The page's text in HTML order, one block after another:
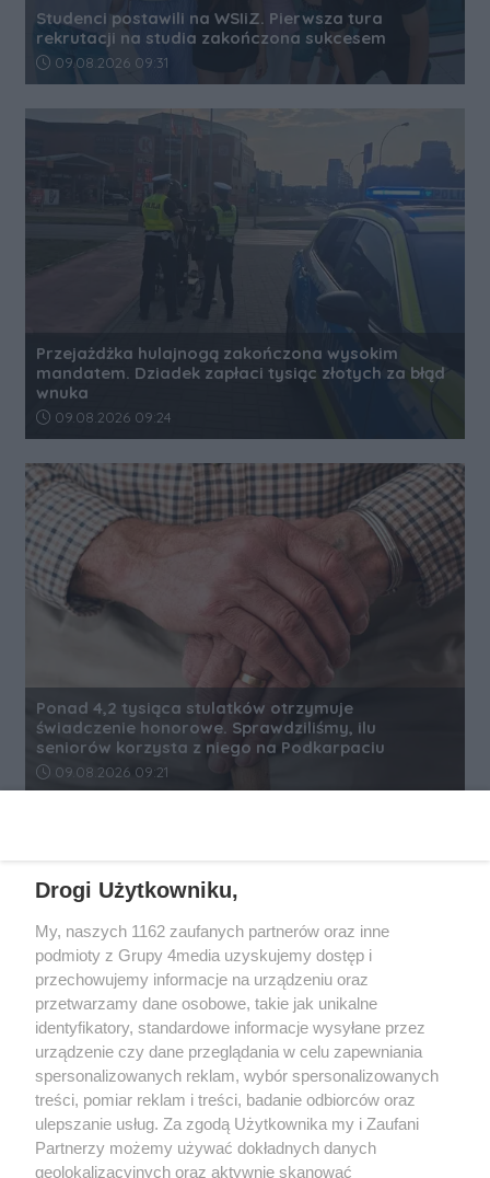
Studenci postawili na WSIiZ. Pierwsza tura
rekrutacji na studia zakończona sukcesem
Data dodania artykułu:
09.08.2026 09:31
Przejażdżka hulajnogą zakończona wysokim
mandatem. Dziadek zapłaci tysiąc złotych za błąd
wnuka
Data dodania artykułu:
09.08.2026 09:24
Ponad 4,2 tysiąca stulatków otrzymuje
świadczenie honorowe. Sprawdziliśmy, ilu
seniorów korzysta z niego na Podkarpaciu
Data dodania artykułu:
09.08.2026 09:21
Wydawcąrzeszow-info.pljest:
FUNDACJA MEDIÓW NIEZALEŻNYCH LIBERTAS
ul. Kopernika 10, 35-002 Rzeszów
Drogi Użytkowniku,
My, naszych 1162 zaufanych partnerów oraz inne
podmioty z Grupy 4media uzyskujemy dostęp i
przechowujemy informacje na urządzeniu oraz
przetwarzamy dane osobowe, takie jak unikalne
identyfikatory, standardowe informacje wysyłane przez
urządzenie czy dane przeglądania w celu zapewniania
spersonalizowanych reklam, wybór spersonalizowanych
treści, pomiar reklam i treści, badanie odbiorców oraz
ulepszanie usług. Za zgodą Użytkownika my i Zaufani
Partnerzy możemy używać dokładnych danych
geolokalizacyjnych oraz aktywnie skanować